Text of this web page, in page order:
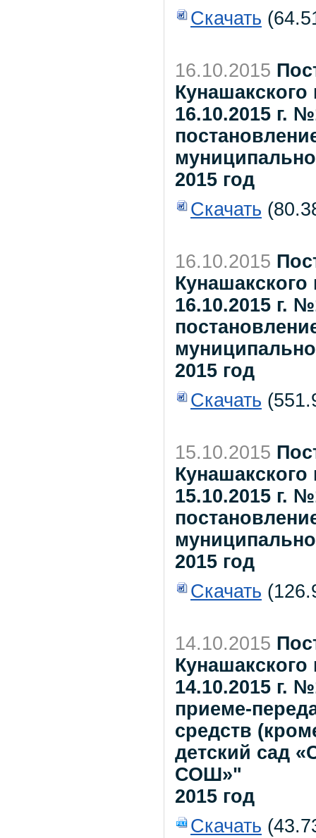
Скачать
16.10.2015
16.10.2015 г.
2015 год
Скачать
16.10.2015
16.10.2015 г.
2015 год
Скачать
15.10.2015
15.10.2015 г.
2015 год
Скачать
14.10.2015
14.10.2015 г.
приеме-
средств
детский сад
СОШ»"
2015 год
Скачать